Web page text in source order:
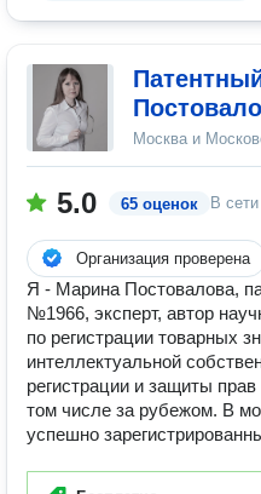
Москва и
5.0 65 оценок В сети
Организация проверена
Я - Марина Постовалова,
№1966, эксперт, автор
по регистрации товарных
интеллектуальной
регистрации и защиты
том числе за рубежом. В
успешно